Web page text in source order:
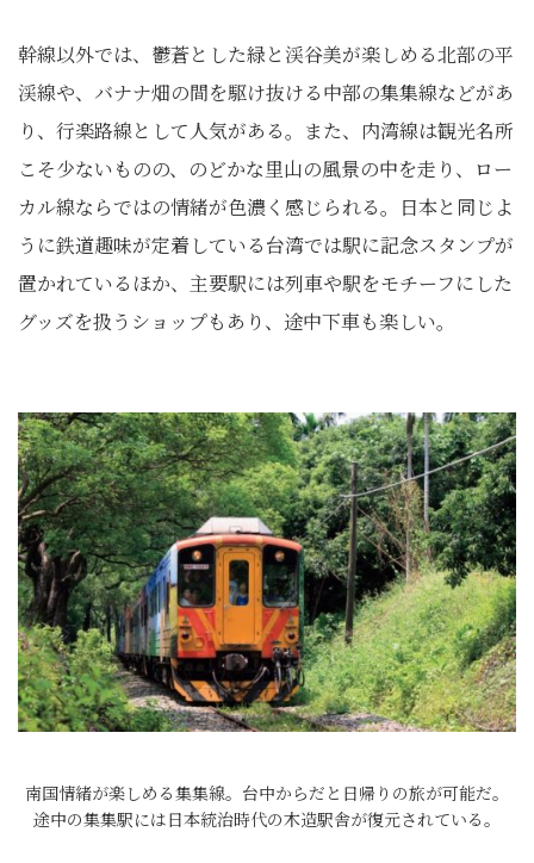
幹線以外では、鬱蒼とした緑と渓谷美が楽しめる北部の平
渓線や、バナナ畑の間を駆け抜ける中部の集集線などがあ
り、行楽路線として人気がある。また、内湾線は観光名所
こそ少ないものの、のどかな里山の風景の中を走り、ロー
カル線ならではの情緒が色濃く感じられる。日本と同じよ
うに鉄道趣味が定着している台湾では駅に記念スタンプが
置かれているほか、主要駅には列車や駅をモチーフにした
グッズを扱うショップもあり、途中下車も楽しい。
南国情緒が楽しめる集集線。台中からだと日帰りの旅が可能だ。
途中の集集駅には日本統治時代の木造駅舎が復元されている。